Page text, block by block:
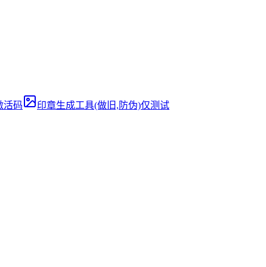
活码 印章生成工具(做旧,防伪)仅测试